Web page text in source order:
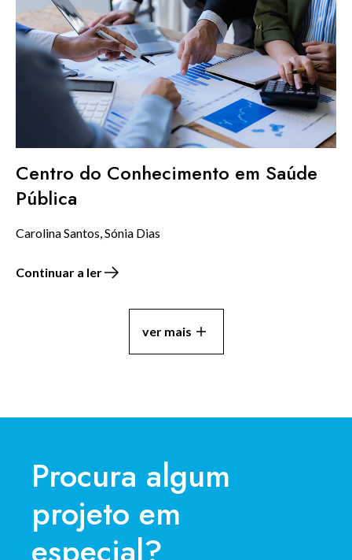
Centro do Conhecimento em Saúde
Pública
Carolina Santos, Sónia Dias
Continuar a ler
ver mais
Procura algum
projeto em